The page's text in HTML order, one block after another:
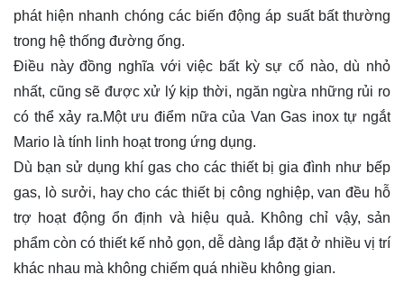
phát hiện nhanh chóng các biến động áp suất bất thường
trong hệ thống đường ống.
Điều này đồng nghĩa với việc bất kỳ sự cố nào, dù nhỏ
nhất, cũng sẽ được xử lý kịp thời, ngăn ngừa những rủi ro
có thể xảy ra.Một ưu điểm nữa của Van Gas inox tự ngắt
Mario là tính linh hoạt trong ứng dụng.
Dù bạn sử dụng khí gas cho các thiết bị gia đình như bếp
gas, lò sưởi, hay cho các thiết bị công nghiệp, van đều hỗ
trợ hoạt động ổn định và hiệu quả. Không chỉ vậy, sản
phẩm còn có thiết kế nhỏ gọn, dễ dàng lắp đặt ở nhiều vị trí
khác nhau mà không chiếm quá nhiều không gian.